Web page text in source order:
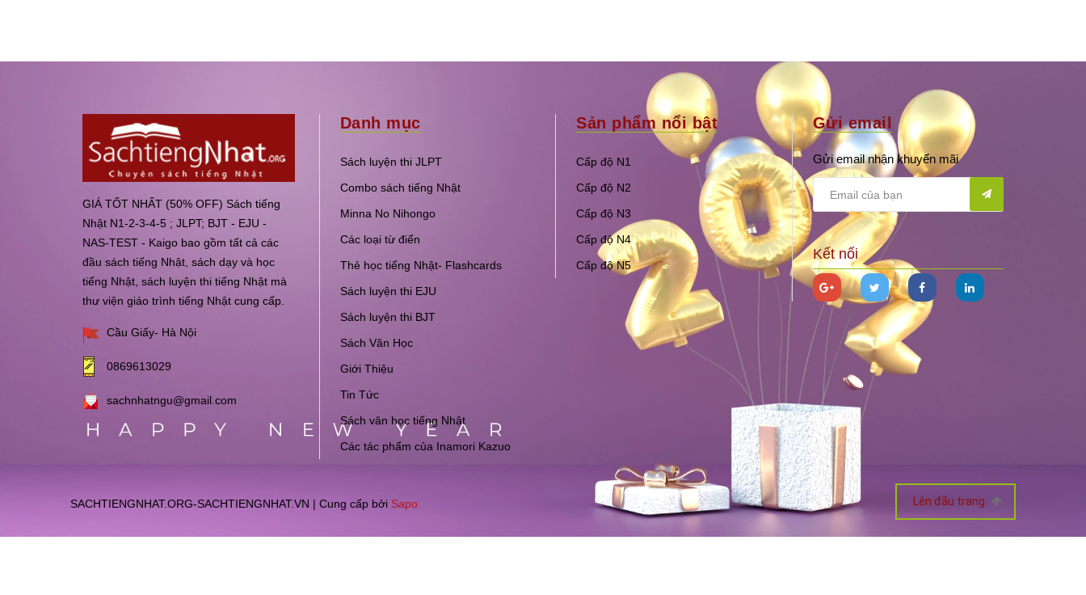
GIÁ TỐT NHẤT (50% OFF) Sách tiếng
Nhật N1-2-3-4-5 ; JLPT; BJT - EJU -
NAS-TEST - Kaigo bao gồm tất cả các
đầu sách tiếng Nhật, sách dạy và học
tiếng Nhật, sách luyện thi tiếng Nhật mà
thư viện giáo trình tiếng Nhật cung cấp.
Cầu Giấy- Hà Nội
0869613029
sachnhatngu@gmail.com
Danh mục
Sách luyện thi JLPT
Combo sách tiếng Nhật
Minna No Nihongo
Các loại từ điển
Thẻ học tiếng Nhật- Flashcards
Sách luyện thi EJU
Sách luyện thi BJT
Sách Văn Học
Giới Thiệu
Tin Tức
Sách văn học tiếng Nhật
Các tác phẩm của Inamori Kazuo
Sản phẩm nổi bật
Cấp độ N1
Cấp độ N2
Cấp độ N3
Cấp độ N4
Cấp độ N5
Gửi email
Gửi email nhận khuyến mãi
Kết nối
SACHTIENGNHAT.ORG-SACHTIENGNHAT.VN | Cung cấp bởi Sapo Lên đầu trang